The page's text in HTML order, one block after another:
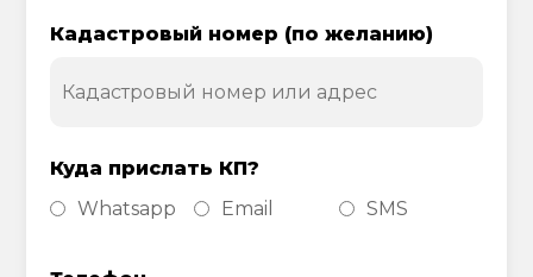
Кадастровый номер (по желанию)
Куда прислать КП?
Whatsapp
Email SMS